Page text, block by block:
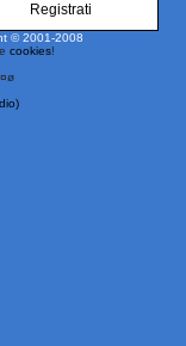
Registrati
© 2001-2008
cookies!